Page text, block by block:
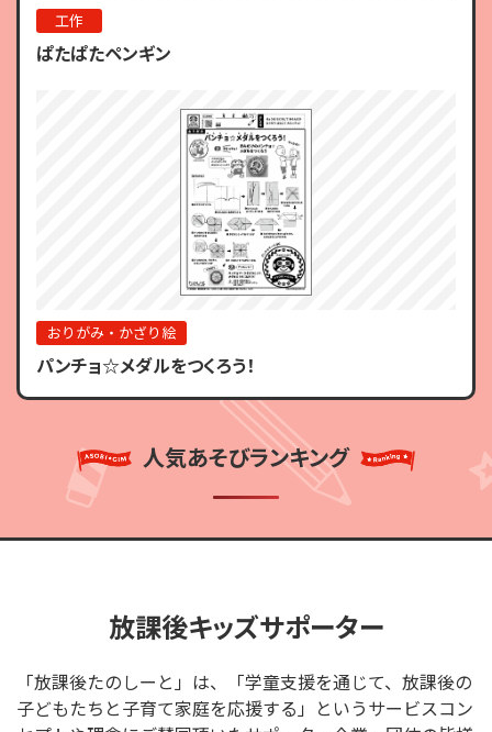
工作
ぱたぱたペンギン
おりがみ・かざり絵
パンチョ☆メダルをつくろう！
人気あそびランキング
放課後キッズサポーター
「放課後たのしーと」は、「学童支援を通じて、放課後の
子どもたちと子育て家庭を応援する」というサービスコン